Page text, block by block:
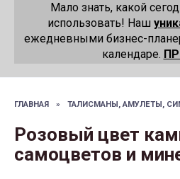
Мало знать, какой
использовать! Наш
ежедневными бизнес-
календаре.
ГЛАВНАЯ » ТАЛИСМАНЫ, АМУЛЕТЫ,
Розовый цвет
самоцветов и